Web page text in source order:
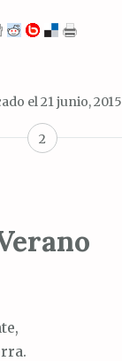
el21 junio, 2015
2